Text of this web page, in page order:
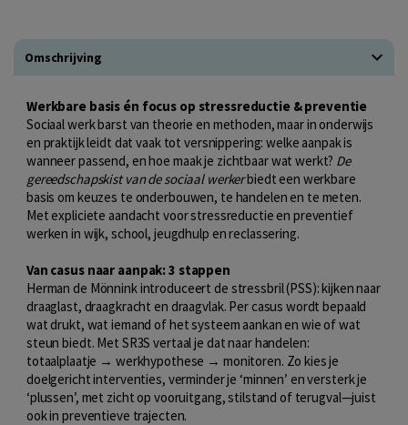
Omschrijving
Werkbare basis én focus op stressreductie & preventie
Sociaal werk barst van theorie en methoden, maar in onderwijs
en praktijk leidt dat vaak tot versnippering: welke aanpak is
wanneer passend, en hoe maak je zichtbaar wat werkt? De
gereedschapskist van de sociaal werkerbiedt een werkbare
basis om keuzes te onderbouwen, te handelen en te meten.
Met expliciete aandacht voor stressreductie en preventief
werken in wijk, school, jeugdhulp en reclassering.
Van casus naar aanpak: 3 stappen
Herman de Mönnink introduceert de stressbril (PSS): kijken naar
draaglast, draagkracht en draagvlak. Per casus wordt bepaald
wat drukt, wat iemand of het systeem aankan en wie of wat
steun biedt. Met SR3S vertaal je dat naar handelen:
totaalplaatje → werkhypothese → monitoren. Zo kies je
doelgericht interventies, verminder je ‘minnen’ en versterk je
‘plussen’, met zicht op vooruitgang, stilstand of terugval—juist
ook in preventieve trajecten.